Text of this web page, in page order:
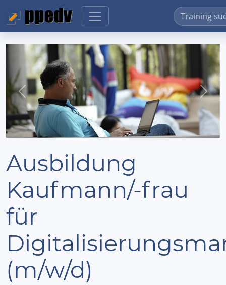
Previous Next
Ausbildung
Kaufmann/-frau
für
(m/w/d)